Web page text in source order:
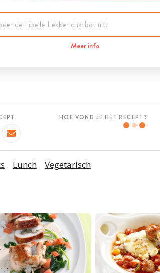
Meer info
HOE VOND JE HET RECEPT?
Lunch Vegetarisch